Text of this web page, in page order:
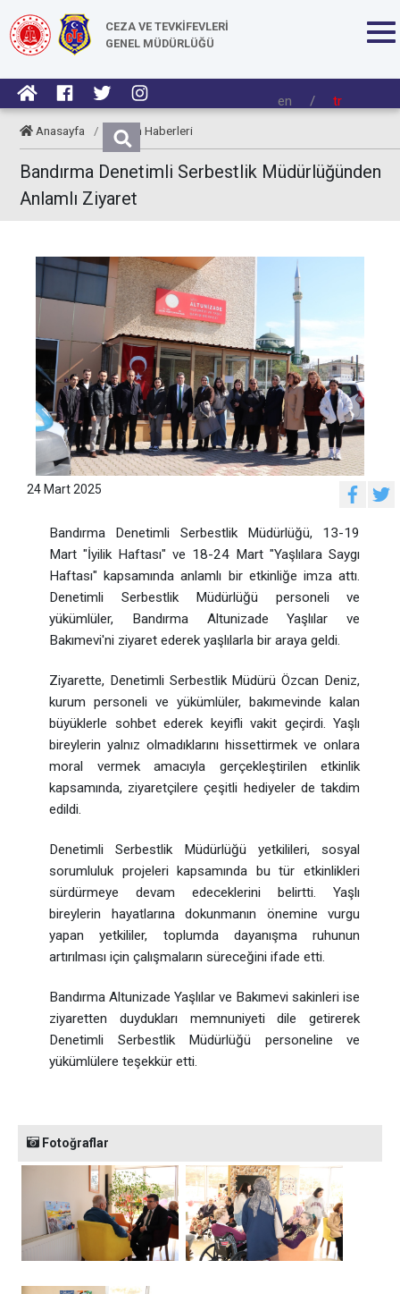
CEZA VE TEVKİFEVLERİ
GENEL MÜDÜRLÜĞÜ
en / tr
Anasayfa / Kurum Haberleri
Bandırma Denetimli Serbestlik Müdürlüğünden
Anlamlı Ziyaret
24 Mart 2025
Bandırma Denetimli Serbestlik Müdürlüğü, 13-19
Mart "İyilik Haftası" ve 18-24 Mart "Yaşlılara Saygı
Haftası" kapsamında anlamlı bir etkinliğe imza attı.
Denetimli Serbestlik Müdürlüğü personeli ve
yükümlüler, Bandırma Altunizade Yaşlılar ve
Bakımevi'ni ziyaret ederek yaşlılarla bir araya geldi.
Ziyarette, Denetimli Serbestlik Müdürü Özcan Deniz,
kurum personeli ve yükümlüler, bakımevinde kalan
büyüklerle sohbet ederek keyifli vakit geçirdi. Yaşlı
bireylerin yalnız olmadıklarını hissettirmek ve onlara
moral vermek amacıyla gerçekleştirilen etkinlik
kapsamında, ziyaretçilere çeşitli hediyeler de takdim
edildi.
Denetimli Serbestlik Müdürlüğü yetkilileri, sosyal
sorumluluk projeleri kapsamında bu tür etkinlikleri
sürdürmeye devam edeceklerini belirtti. Yaşlı
bireylerin hayatlarına dokunmanın önemine vurgu
yapan yetkililer, toplumda dayanışma ruhunun
artırılması için çalışmaların süreceğini ifade etti.
Bandırma Altunizade Yaşlılar ve Bakımevi sakinleri ise
ziyaretten duydukları memnuniyeti dile getirerek
Denetimli Serbestlik Müdürlüğü personeline ve
yükümlülere teşekkür etti.
Fotoğraflar